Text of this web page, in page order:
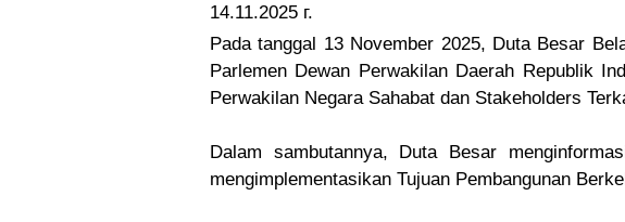
14.11.2025 г.
Pada tanggal 13 November 2025, Duta Besar
Parlemen Dewan Perwakilan Daerah Republik
Perwakilan Negara Sahabat dan Stakeholders
Dalam sambutannya, Duta Besar
mengimplementasikan Tujuan Pembangunan